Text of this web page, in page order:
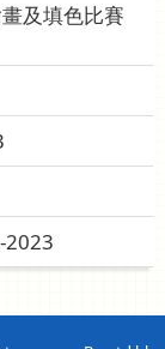
及填色比賽
2023